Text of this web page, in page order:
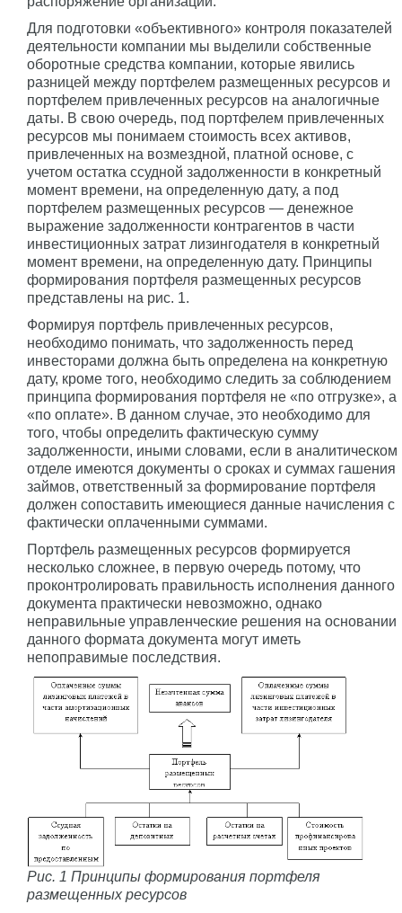
Для подготовки «объективного» контроля показателей
деятельности компании мы выделили собственные
оборотные средства компании, которые явились
разницей между портфелем размещенных ресурсов и
портфелем привлеченных ресурсов на аналогичные
даты. В свою очередь, под портфелем привлеченных
ресурсов мы понимаем стоимость всех активов,
привлеченных на возмездной, платной основе, с
учетом остатка ссудной задолженности в конкретный
момент времени, на определенную дату, а под
портфелем размещенных ресурсов — денежное
выражение задолженности контрагентов в части
инвестиционных затрат лизингодателя в конкретный
момент времени, на определенную дату. Принципы
формирования портфеля размещенных ресурсов
представлены на рис. 1.
Формируя портфель привлеченных ресурсов,
необходимо понимать, что задолженность перед
инвесторами должна быть определена на конкретную
дату, кроме того, необходимо следить за соблюдением
принципа формирования портфеля не «по отгрузке», а
«по оплате». В данном случае, это необходимо для
того, чтобы определить фактическую сумму
задолженности, иными словами, если в аналитическом
отделе имеются документы о сроках и суммах гашения
займов, ответственный за формирование портфеля
должен сопоставить имеющиеся данные начисления с
фактически оплаченными суммами.
Портфель размещенных ресурсов формируется
несколько сложнее, в первую очередь потому, что
проконтролировать правильность исполнения данного
документа практически невозможно, однако
неправильные управленческие решения на основании
данного формата документа могут иметь
непоправимые последствия.
Рис. 1 Принципы формирования портфеля
размещенных ресурсов